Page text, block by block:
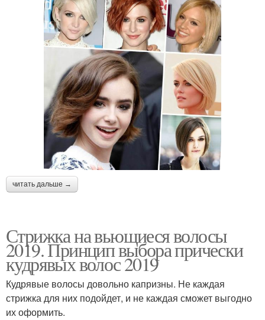
читать дальше →
Стрижка на вьющиеся волосы
2019. Принцип выбора прически
кудрявых волос 2019
Кудрявые волосы довольно капризны. Не каждая
стрижка для них подойдет, и не каждая сможет выгодно
их оформить.